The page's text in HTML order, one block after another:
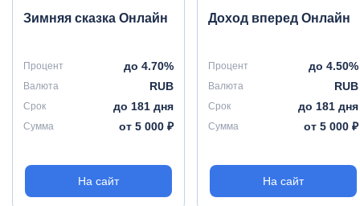
Зимняя сказка Онлайн
Процент до 4.70%
Валюта RUB
Срок до 181 дня
Сумма от 5 000 ₽
На сайт
Доход вперед Онлайн
Процент до 4.50%
Валюта RUB
Срок до 181 дня
Сумма от 5 000 ₽
На сайт